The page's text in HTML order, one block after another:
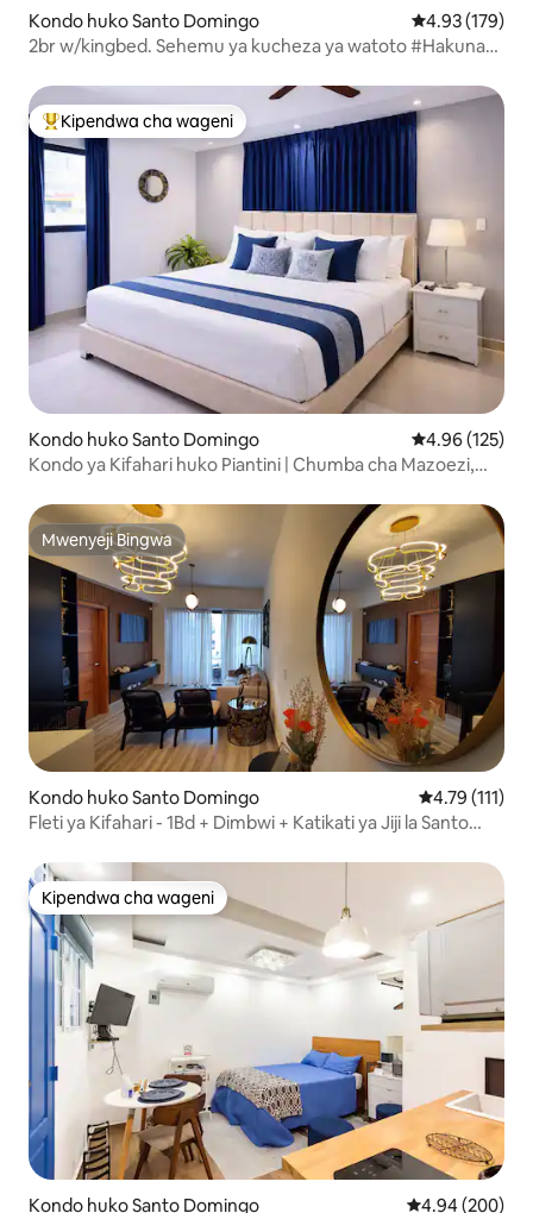
Kondo huko Santo Domingo Ukadiriaji wa
4.93 (179)
2br w/kingbed. Sehemu ya kucheza ya watoto #Hakuna
Kipendwa maarufu cha wageni
Kipendwa cha wageni
Kondo huko Santo Domingo Ukadiriaji wa
4.96 (125)
Kondo ya Kifahari huko Piantini | Chumba cha Mazoezi,
Mwenyeji Bingwa
Mwenyeji Bingwa
Kondo huko Santo Domingo Ukadiriaji wa
4.79 (111)
Fleti ya Kifahari - 1Bd + Dimbwi + Katikati ya Jiji la Santo
Kipendwa cha wageni
Kipendwa cha wageni
Kondo huko Santo Domingo Ukadiriaji wa
4.94 (200)